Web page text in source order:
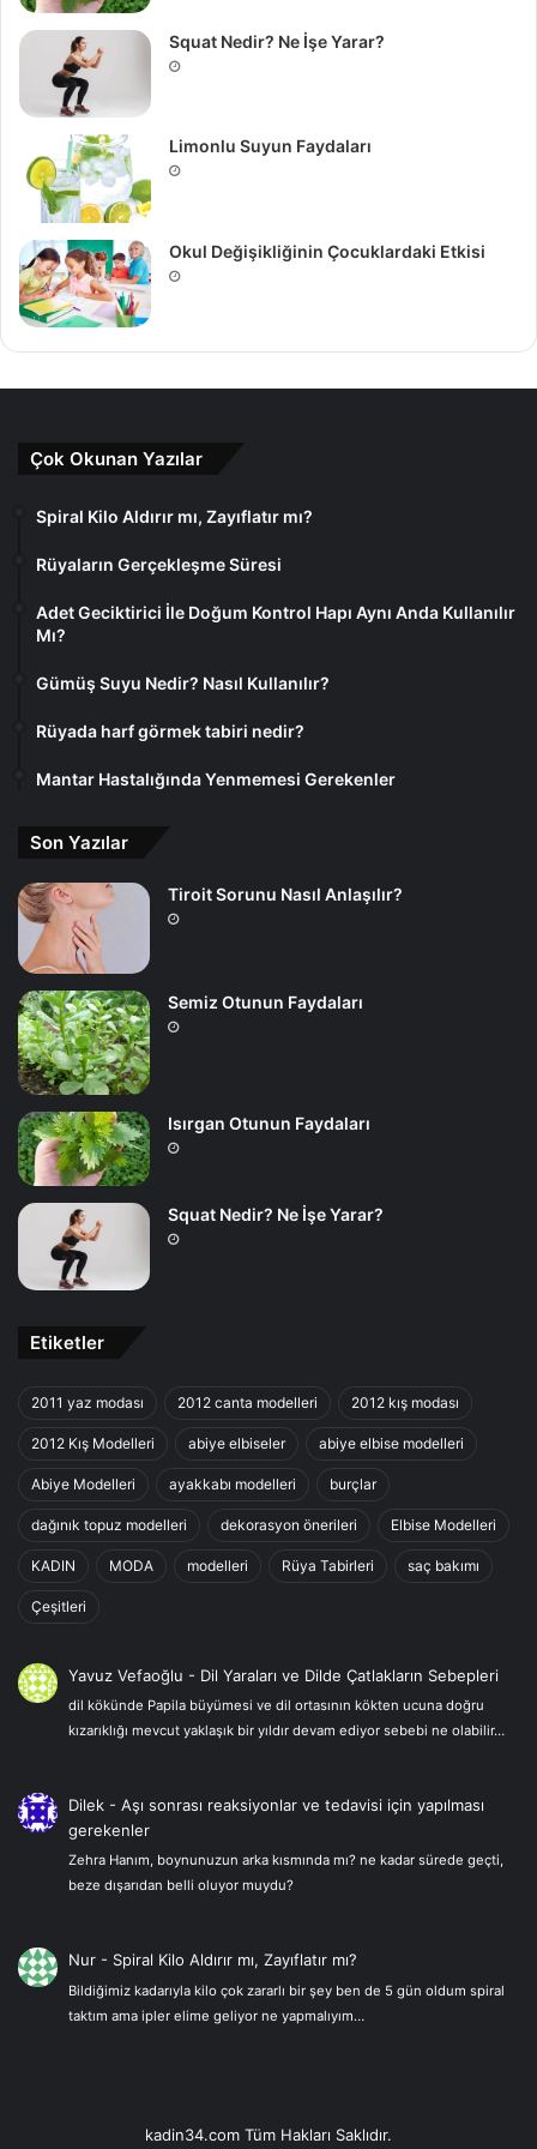
Squat Nedir? Ne İşe Yarar?
Limonlu Suyun Faydaları
Okul Değişikliğinin Çocuklardaki Etkisi
Çok Okunan Yazılar
Spiral Kilo Aldırır mı, Zayıflatır mı?
Rüyaların Gerçekleşme Süresi
Adet Geciktirici İle Doğum Kontrol Hapı Aynı Anda Kullanılır
Mı?
Gümüş Suyu Nedir? Nasıl Kullanılır?
Rüyada harf görmek tabiri nedir?
Mantar Hastalığında Yenmemesi Gerekenler
Son Yazılar
Tiroit Sorunu Nasıl Anlaşılır?
Semiz Otunun Faydaları
Isırgan Otunun Faydaları
Squat Nedir? Ne İşe Yarar?
Etiketler
2011 yaz modası 2012 canta modelleri 2012 kış modası
2012 Kış Modelleri abiye elbiseler abiye elbise modelleri
Abiye Modelleri ayakkabı modelleri burçlar
dağınık topuz modelleri dekorasyon önerileri Elbise Modelleri
KADIN MODA modelleri Rüya Tabirleri saç bakımı
Çeşitleri
Yavuz Vefaoğlu - Dil Yaraları ve Dilde Çatlakların Sebepleri
dil kökünde Papila büyümesi ve dil ortasının kökten ucuna doğru
kızarıklığı mevcut yaklaşık bir yıldır devam ediyor sebebi ne olabilir…
Dilek -Aşı sonrası reaksiyonlar ve tedavisi için yapılması
gerekenler
Zehra Hanım, boynunuzun arka kısmında mı? ne kadar sürede geçti,
beze dışarıdan belli oluyor muydu?
Nur - Spiral Kilo Aldırır mı, Zayıflatır mı?
Bildiğimiz kadarıyla kilo çok zararlı bir şey ben de 5 gün oldum spiral
taktım ama ipler elime geliyor ne yapmalıyım…
kadin34.com Tüm Hakları Saklıdır.